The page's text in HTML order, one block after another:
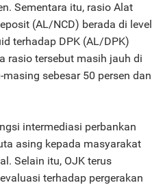
Sementara itu, rasio Alat
(AL/NCD) berada di level
terhadap DPK (AL/DPK)
rasio tersebut masih jauh di
sebesar 50 persen dan
intermediasi perbankan
asing kepada masyarakat
Selain itu, OJK terus
terhadap pergerakan